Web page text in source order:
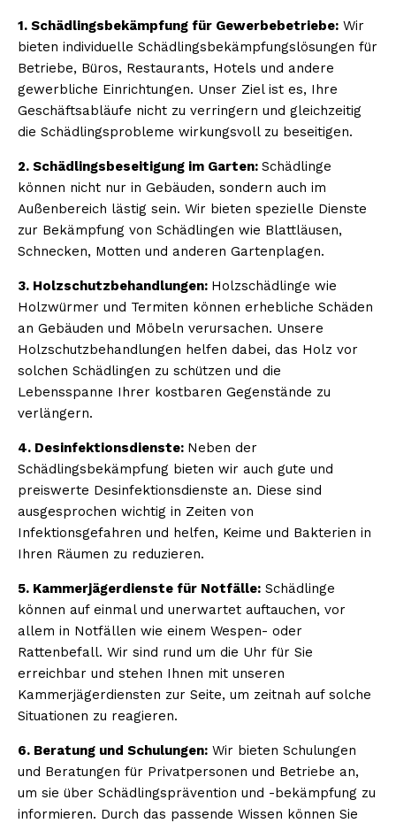
1. Schädlingsbekämpfung für Gewerbebetriebe: Wir
bieten individuelle Schädlingsbekämpfungslösungen für
Betriebe, Büros, Restaurants, Hotels und andere
gewerbliche Einrichtungen. Unser Ziel ist es, Ihre
Geschäftsabläufe nicht zu verringern und gleichzeitig
die Schädlingsprobleme wirkungsvoll zu beseitigen.
2. Schädlingsbeseitigung im Garten: Schädlinge
können nicht nur in Gebäuden, sondern auch im
Außenbereich lästig sein. Wir bieten spezielle Dienste
zur Bekämpfung von Schädlingen wie Blattläusen,
Schnecken, Motten und anderen Gartenplagen.
3. Holzschutzbehandlungen: Holzschädlinge wie
Holzwürmer und Termiten können erhebliche Schäden
an Gebäuden und Möbeln verursachen. Unsere
Holzschutzbehandlungen helfen dabei, das Holz vor
solchen Schädlingen zu schützen und die
Lebensspanne Ihrer kostbaren Gegenstände zu
verlängern.
4. Desinfektionsdienste: Neben der
Schädlingsbekämpfung bieten wir auch gute und
preiswerte Desinfektionsdienste an. Diese sind
ausgesprochen wichtig in Zeiten von
Infektionsgefahren und helfen, Keime und Bakterien in
Ihren Räumen zu reduzieren.
5. Kammerjägerdienste für Notfälle: Schädlinge
können auf einmal und unerwartet auftauchen, vor
allem in Notfällen wie einem Wespen- oder
Rattenbefall. Wir sind rund um die Uhr für Sie
erreichbar und stehen Ihnen mit unseren
Kammerjägerdiensten zur Seite, um zeitnah auf solche
Situationen zu reagieren.
6. Beratung und Schulungen: Wir bieten Schulungen
und Beratungen für Privatpersonen und Betriebe an,
um sie über Schädlingsprävention und -bekämpfung zu
informieren. Durch das passende Wissen können Sie